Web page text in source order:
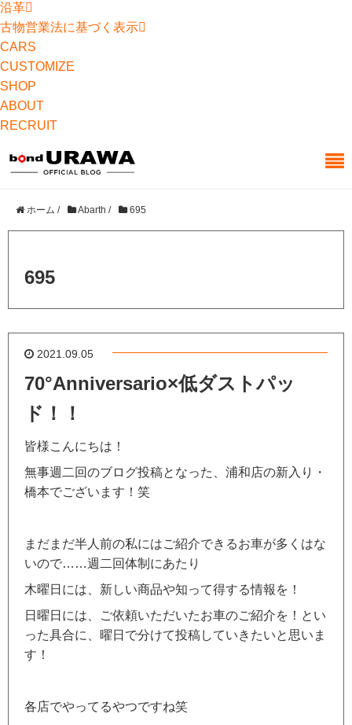
沿革
古物営業法に基づく表示
CARS
CUSTOMIZE
SHOP
ABOUT
RECRUIT
ホーム / Abarth / 695
695
2021.09.05
70°Anniversario×低ダストパッ
ド！！
皆様こんにちは！
無事週二回のブログ投稿となった、浦和店の新入り・
橋本でございます！笑
まだまだ半人前の私にはご紹介できるお車が多くはな
いので……週二回体制にあたり
木曜日には、新しい商品や知って得する情報を！
日曜日には、ご依頼いただいたお車のご紹介を！とい
った具合に、曜日で分けて投稿していきたいと思いま
す！
各店でやってるやつですね笑